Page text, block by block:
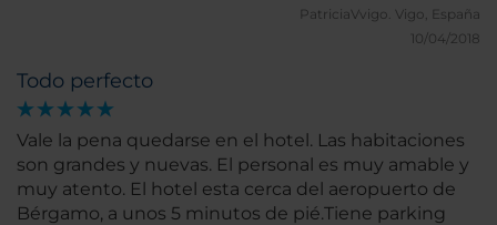
años y me aseguraron que tendría una cama, pero
según mi hija era muy duro e incómodo. Del resto,
todo fenomenal y el personal muy amable.
PatriciaVvigo. Vigo, España
10/04/2018
Todo perfecto
Vale la pena quedarse en el hotel. Las habitaciones
son grandes y nuevas. El personal es muy amable y
muy atento. El hotel esta cerca del aeropuerto de
Bérgamo, a unos 5 minutos de pié.Tiene parking